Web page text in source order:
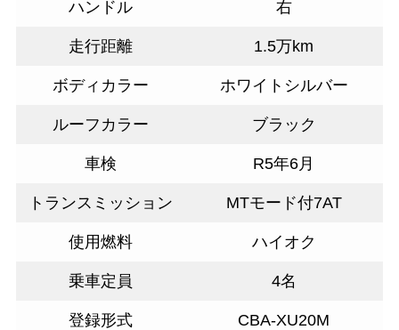
ハンドル 右
走行距離 1.5万km
ボディカラー ホワイトシルバー
ルーフカラー ブラック
車検 R5年6月
トランスミッション MTモード付7AT
使用燃料 ハイオク
乗車定員 4名
登録形式 CBA-XU20M